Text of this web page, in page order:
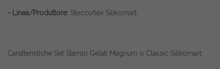
- Linea/Produttore: Steccoflex Silikomart.
Caratteristiche Set Stampi Gelati Magnum o Classic Silikomart: